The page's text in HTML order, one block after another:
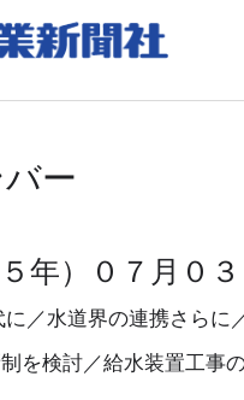
ー
年）０７月０
／水道界の連携さらに
を検討／給水装置工事